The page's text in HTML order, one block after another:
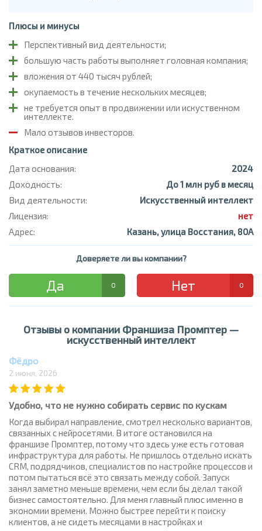
Плюсы и минусы
Перспективный вид деятельности;
большую часть работы выполняет головная компания;
вложения от 440 тысяч рублей;
окупаемость в течение нескольких месяцев;
не требуется опыт в продвижении или искуственном
интеллекте.
Мало отзывов инвесторов.
Краткое описание
Дата основания:
2024
Доходность:
До 1 млн руб в месяц
Вид деятельности:
Искусственный интеллект
Лицензия:
нет
Адрес:
Казань, улица Восстания, 80А
Доверяете ли вы компании?
Да 0 Нет 0
Отзывы о компании Франшиза Промптер —
искусственный интеллект
Фёдро
2 июня, 2026
Удобно, что не нужно собирать сервис по кускам
Когда выбирал направление, смотрел несколько вариантов,
связанных с нейросетями. В итоге остановился на
франшизе Промптер, потому что здесь уже есть готовая
инфраструктура для работы. Не пришлось отдельно искать
CRM, подрядчиков, специалистов по настройке процессов и
потом пытаться всё это связать между собой. Запуск
занял заметно меньше времени, чем если бы делал такой
бизнес самостоятельно. Для меня главный плюс именно в
экономии времени. Можно быстрее перейти к поиску
клиентов, а не сидеть месяцами в настройках и